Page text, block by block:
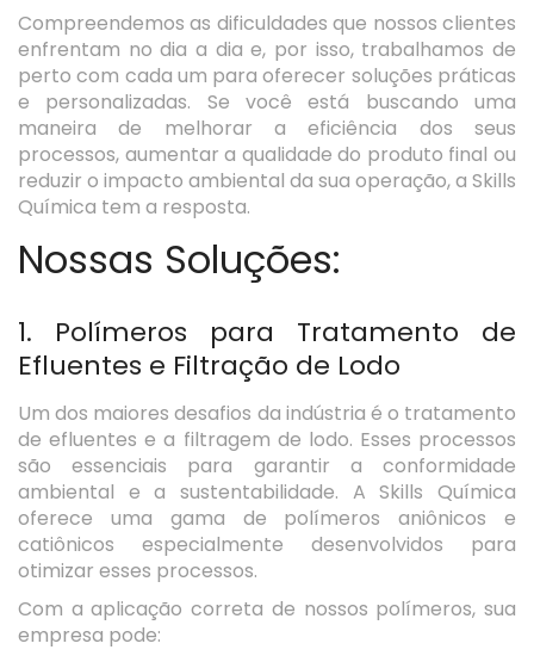
Compreendemos as dificuldades que nossos clientes
enfrentam no dia a dia e, por isso, trabalhamos de
perto com cada um para oferecer soluções práticas
e personalizadas. Se você está buscando uma
maneira de melhorar a eficiência dos seus
processos, aumentar a qualidade do produto final ou
reduzir o impacto ambiental da sua operação, a Skills
Química tem a resposta.
Nossas Soluções:
1. Polímeros para Tratamento de
Efluentes e Filtração de Lodo
Um dos maiores desafios da indústria é o tratamento
de efluentes e a filtragem de lodo. Esses processos
são essenciais para garantir a conformidade
ambiental e a sustentabilidade. A Skills Química
oferece uma gama de polímeros aniônicos e
catiônicos especialmente desenvolvidos para
otimizar esses processos.
Com a aplicação correta de nossos polímeros, sua
empresa pode: